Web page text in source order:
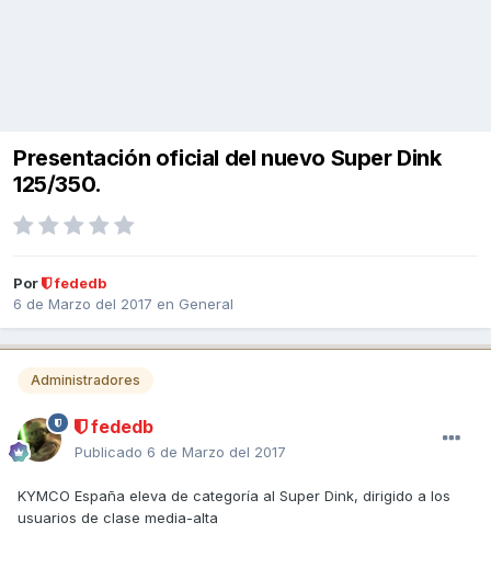
Presentación oficial del nuevo Super Dink
125/350.
Por
fededb
6 de Marzo del 2017 en General
Administradores
fededb
Publicado 6 de Marzo del 2017
KYMCO España eleva de categoría al Super Dink, dirigido a los
usuarios de clase media-alta